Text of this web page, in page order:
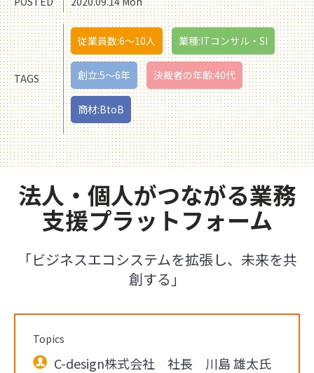
TAGS
従業員数:6～10人 業種:ITコンサル・SI
創立:5〜6年 決裁者の年齢:40代
商材:BtoB
法人・個人がつながる業務
支援プラットフォーム
「ビジネスエコシステムを拡張し、未来を共
創する」
Topics
C-design株式会社 社長 川島 雄太氏